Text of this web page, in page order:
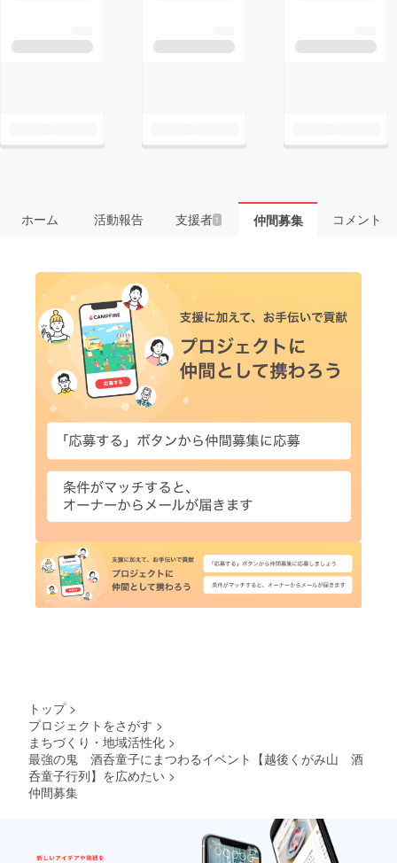
ホーム 活動報告 支援者 1 仲間募集 コメント
トップ >
プロジェクトをさがす >
まちづくり・地域活性化 >
最強の鬼 酒呑童子にまつわるイベント【越後くがみ山 酒
呑童子行列】を広めたい >
仲間募集